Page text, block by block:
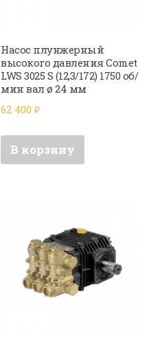
Насос плунжерный
высокого давления Comet
LWS 3025 S (12,3/172) 1750 об/
мин вал ø 24 мм
62 400₽
В корзину